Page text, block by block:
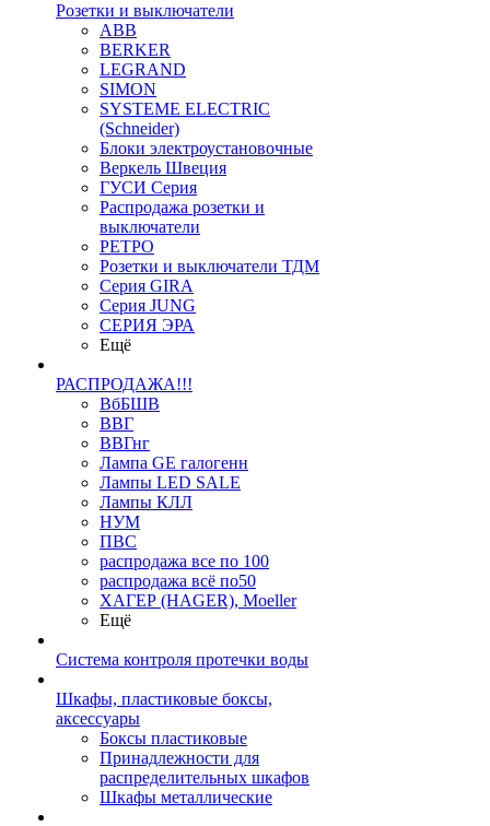
Розетки и выключатели
ABB
BERKER
LEGRAND
SIMON
SYSTEME ELECTRIC
(Schneider)
Блоки электроустановочные
Веркель Швеция
ГУСИ Серия
Распродажа розетки и
выключатели
РЕТРО
Розетки и выключатели ТДМ
Серия GIRA
Серия JUNG
СЕРИЯ ЭРА
Ещё
РАСПРОДАЖА!!!
ВбБШВ
ВВГ
ВВГнг
Лампа GE галогенн
Лампы LED SALE
Лампы КЛЛ
НУМ
ПВС
распродажа все по 100
распродажа всё по50
ХАГЕР (HAGER), Moeller
Ещё
Система контроля протечки воды
Шкафы, пластиковые боксы,
аксессуары
Боксы пластиковые
Принадлежности для
распределительных шкафов
Шкафы металлические